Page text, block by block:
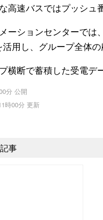
高速バスではプッシュ
ーションセンターで
用し、グループ全体
横断で蓄積した受電デ
分 公開
時00分 更新
事